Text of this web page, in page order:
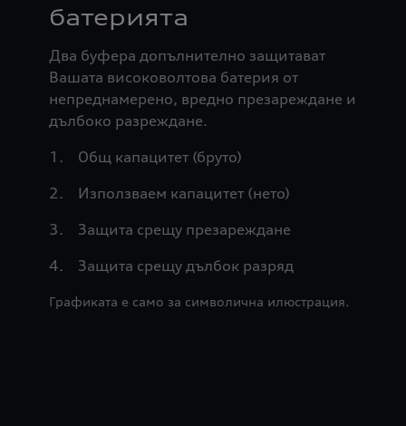
батерията
Два буфера допълнително защитават
Вашата високоволтова батерия от
непреднамерено, вредно презареждане и
дълбоко разреждане.
Общ капацитет (бруто)
Използваем капацитет (нето)
Защита срещу презареждане
Защита срещу дълбок разряд
Графиката е само за символична илюстрация.